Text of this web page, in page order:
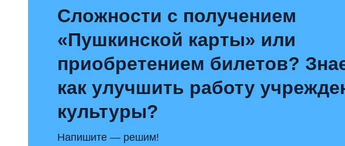
Сложности с получением
«Пушкинской карты» или
приобретением билетов?
как улучшить работу
культуры?
Напишите — решим!